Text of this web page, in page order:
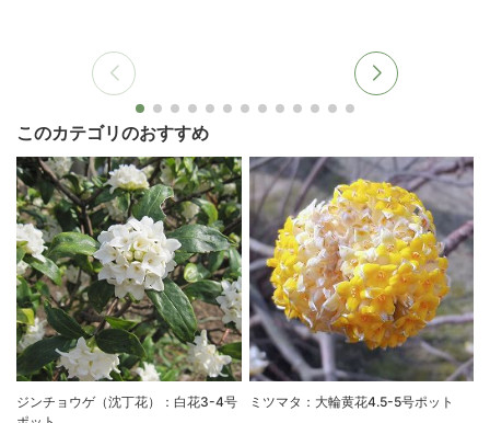
このカテゴリのおすすめ
ジンチョウゲ（沈丁花）：白花3-4号
ミツマタ：大輪黄花4.5-5号ポット